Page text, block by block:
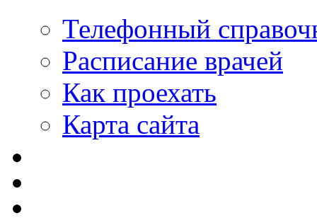
Телефонный
Расписание врачей
Как проехать
Карта сайта